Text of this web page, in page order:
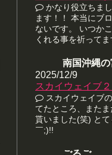
かなり役立ちま
ます！！ 本当にブ
ないです。 いつか
くれる事を祈ってま
南国沖縄
2025/12/9
スカイウェイブ
スカイウェイブ
てたところ、また
貰いました(笑) と
￣;)!!